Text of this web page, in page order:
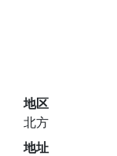
地区
北方
地址